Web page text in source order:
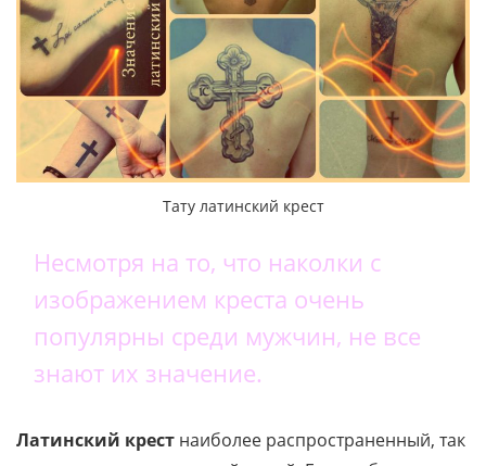
Тату латинский крест
Несмотря на то, что наколки с
изображением креста очень
популярны среди мужчин, не все
знают их значение.
Латинский крест наиболее распространенный, так